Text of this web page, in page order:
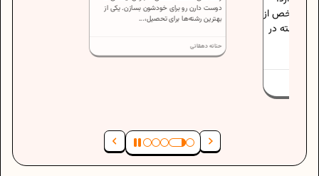
مشخص از
رشته در
دوست دارن رو برای خودشون بسازن. یکی از
بهترین رشته‌ها برای تحصیل،...
حنانه دهقانی